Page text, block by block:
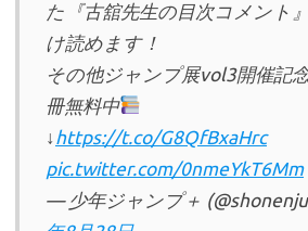
た『古舘先生の目次コメント
け読めます！
その他ジャンプ展vol3開催記
冊無料中
↓https://t.co/G8QfBxaHrc
pic.twitter.com/0nmeYkT6Mm
— 少年ジャンプ＋